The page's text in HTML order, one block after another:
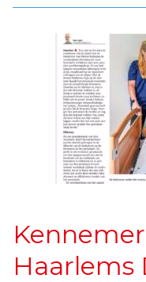
Haarlems